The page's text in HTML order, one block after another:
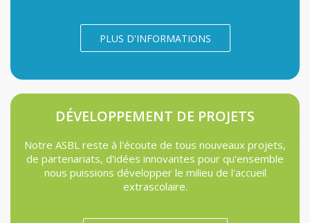
PLUS D'INFORMATIONS
DÉVELOPPEMENT DE PROJETS
Notre ASBL reste à l'écoute de tous nouveaux projets,
de partenariats, d'idées innovantes pour qu'ensemble
nous puissions développer le milieu de l'accueil
extrascolaire.